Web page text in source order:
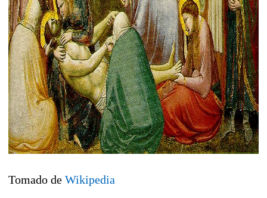
Tomado de Wikipedia